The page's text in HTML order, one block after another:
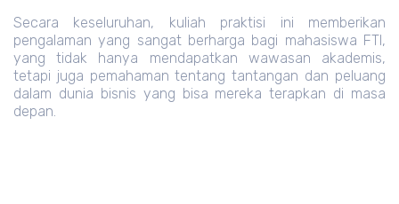
Secara keseluruhan, kuliah praktisi ini memberikan
pengalaman yang sangat berharga bagi mahasiswa FTI,
yang tidak hanya mendapatkan wawasan akademis,
tetapi juga pemahaman tentang tantangan dan peluang
dalam dunia bisnis yang bisa mereka terapkan di masa
depan.